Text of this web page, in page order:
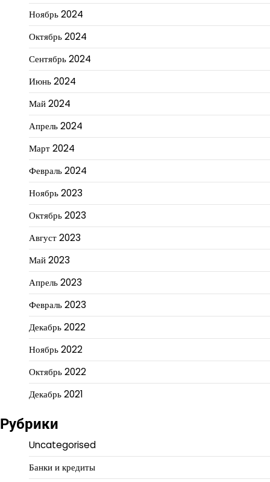
Ноябрь 2024
Октябрь 2024
Сентябрь 2024
Июнь 2024
Май 2024
Апрель 2024
Март 2024
Февраль 2024
Ноябрь 2023
Октябрь 2023
Август 2023
Май 2023
Апрель 2023
Февраль 2023
Декабрь 2022
Ноябрь 2022
Октябрь 2022
Декабрь 2021
Рубрики
Uncategorised
Банки и кредиты